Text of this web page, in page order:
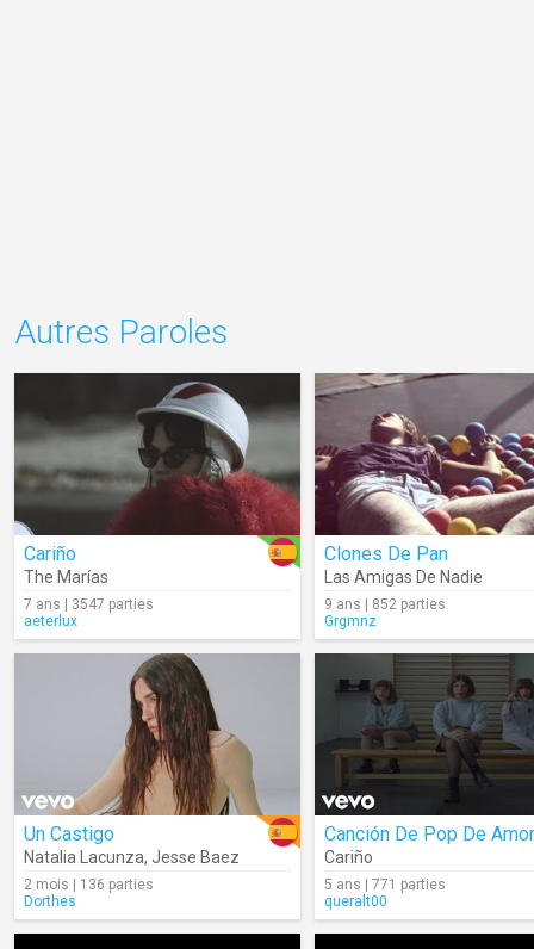
Autres Paroles
Cariño
The Marías
7 ans | 3547 parties
aeterlux
Clones De Pan
Las Amigas De Nadie
9 ans | 852 parties
Grgmnz
Un Castigo
Natalia Lacunza, Jesse Baez
2 mois | 136 parties
Dorthes
Canción De Pop De Amor
Cariño
5 ans | 771 parties
queralt00